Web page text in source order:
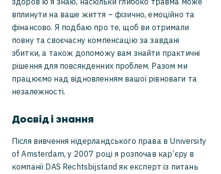
вплинути на ваше життя – фізично, емоційно та
фінансово. Я подбаю про те, щоб ви отримали
повну та своєчасну компенсацію за завдані
збитки, а також допоможу вам знайти практичні
рішення для повсякденних проблем. Разом ми
працюємо над відновленням вашої рівноваги та
незалежності.
Досвід і знання
Після вивчення нідерландського права в University
of Amsterdam, у 2007 році я розпочав кар’єру в
компанії DAS Rechtsbijstand як експерт із питань